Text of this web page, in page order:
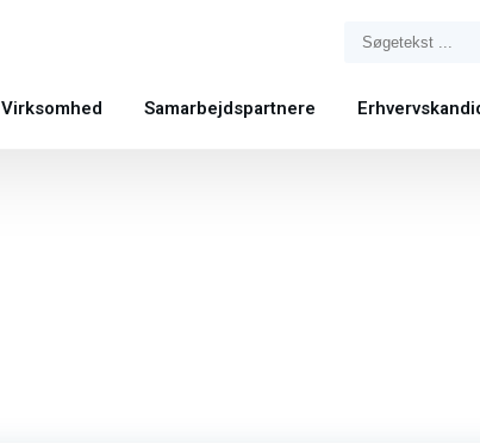
Virksomhed Samarbejdspartnere